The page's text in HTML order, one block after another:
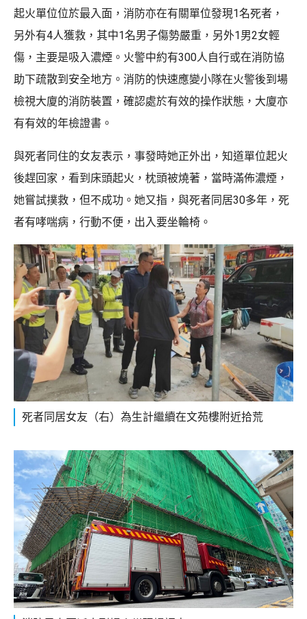
起火單位位於最入面，消防亦在有關單位發現1名死者，
另外有4人獲救，其中1名男子傷勢嚴重，另外1男2女輕
傷，主要是吸入濃煙。火警中約有300人自行或在消防協
助下疏散到安全地方。消防的快速應變小隊在火警後到場
檢視大廈的消防裝置，確認處於有效的操作狀態，大廈亦
有有效的年檢證書。
與死者同住的女友表示，事發時她正外出，知道單位起火
後趕回家，看到床頭起火，枕頭被燒著，當時滿佈濃煙，
她嘗試撲救，但不成功。她又指，與死者同居30多年，死
者有哮喘病，行動不便，出入要坐輪椅。
死者同居女友（右）為生計繼續在文苑樓附近拾荒